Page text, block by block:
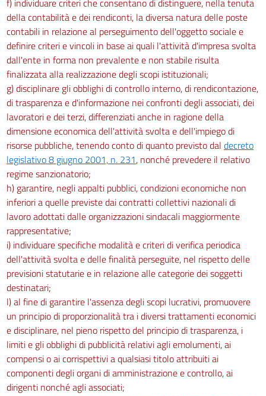
della contabilità e dei rendiconti, la diversa natura delle poste
contabili in relazione al perseguimento dell'oggetto sociale e
definire criteri e vincoli in base ai quali l'attività d'impresa svolta
dall'ente in forma non prevalente e non stabile risulta
finalizzata alla realizzazione degli scopi istituzionali;
g) disciplinare gli obblighi di controllo interno, di rendicontazione,
di trasparenza e d'informazione nei confronti degli associati, dei
lavoratori e dei terzi, differenziati anche in ragione della
dimensione economica dell'attività svolta e dell'impiego di
risorse pubbliche, tenendo conto di quanto previsto dal decreto
legislativo 8 giugno 2001, n. 231, nonché prevedere il relativo
regime sanzionatorio;
h) garantire, negli appalti pubblici, condizioni economiche non
inferiori a quelle previste dai contratti collettivi nazionali di
lavoro adottati dalle organizzazioni sindacali maggiormente
rappresentative;
i) individuare specifiche modalità e criteri di verifica periodica
dell'attività svolta e delle finalità perseguite, nel rispetto delle
previsioni statutarie e in relazione alle categorie dei soggetti
destinatari;
l) al fine di garantire l'assenza degli scopi lucrativi, promuovere
un principio di proporzionalità tra i diversi trattamenti economici
e disciplinare, nel pieno rispetto del principio di trasparenza, i
limiti e gli obblighi di pubblicità relativi agli emolumenti, ai
compensi o ai corrispettivi a qualsiasi titolo attribuiti ai
componenti degli organi di amministrazione e controllo, ai
dirigenti nonché agli associati;